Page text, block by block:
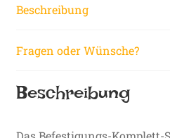
Beschreibung
Fragen oder Wünsche?
Beschreibung